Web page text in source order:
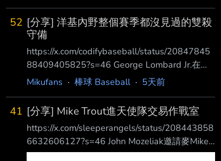
了幾條規矩： 1. 我不能支持道奇隊。 2. 我不能
支持紅雀隊。」 「我爸爸來自芝加哥郊外的內
珀維爾。他沒有強迫我一定要成為小熊隊球迷，
不過這麼說吧 他確實非常積極地鼓勵我。 我小
時候，大概七、八歲吧，每天一大早就會猛地推
開爸媽房間的門，跳到床上大喊： 『我們去傳
52 [分享] 洋基內野整個賽季都沒見過的雙殺
守備
https://x.com/codifybaseball/status/20847845
88409405825?s=46 George Lombard Jr.在大
聯盟初登場時，策動了一次「洋基內野整個賽季
殺守備 先發投手Ryan Weathers賽後表示：
「我真的為他感到驕傲，也替他的家人感到高
興。希望未來他能在我身後幫我處理更多滾地
球。」 Aaron Boone談George Lombard Jr.防
Mikufans · 棒球 Baseball· 5天前
41 [分享] Mike Trout進天使隊交易作戰室
https://x.com/sleeperangels/status/208443858
6632606127?s=46 John Mozeliak邀請麥Mike
Trout進入天使隊的「交易作戰室」，旁觀球隊